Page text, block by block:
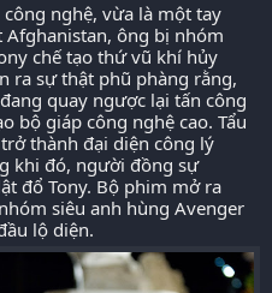
nghệ, vừa là một tay
Afghanistan, ông bị nhóm
chế tạo thứ vũ khí hủy
ra sự thật phũ phàng rằng,
quay ngược lại tấn công
bộ giáp công nghệ cao. Tẩu
thành đại diện công lý
khi đó, người đồng sự
đổ Tony. Bộ phim mở ra
siêu anh hùng Avenger
lộ diện.